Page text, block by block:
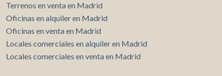
Terrenos en venta en Madrid
Oficinas en alquiler en Madrid
Oficinas en venta en Madrid
Locales comerciales en alquiler en Madrid
Locales comerciales en venta en Madrid